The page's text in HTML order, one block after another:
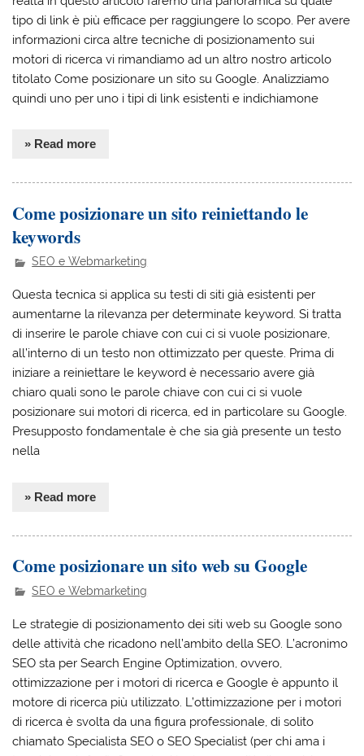
tipo di link è più efficace per raggiungere lo scopo. Per avere
informazioni circa altre tecniche di posizionamento sui
motori di ricerca vi rimandiamo ad un altro nostro articolo
titolato Come posizionare un sito su Google. Analizziamo
quindi uno per uno i tipi di link esistenti e indichiamone
» Read more
Come posizionare un sito reiniettando le
keywords
SEO e Webmarketing
Questa tecnica si applica su testi di siti già esistenti per
aumentarne la rilevanza per determinate keyword. Si tratta
di inserire le parole chiave con cui ci si vuole posizionare,
all’interno di un testo non ottimizzato per queste. Prima di
iniziare a reiniettare le keyword è necessario avere già
chiaro quali sono le parole chiave con cui ci si vuole
posizionare sui motori di ricerca, ed in particolare su Google.
Presupposto fondamentale è che sia già presente un testo
nella
» Read more
Come posizionare un sito web su Google
SEO e Webmarketing
Le strategie di posizionamento dei siti web su Google sono
delle attività che ricadono nell’ambito della SEO. L’acronimo
SEO sta per Search Engine Optimization, ovvero,
ottimizzazione per i motori di ricerca e Google è appunto il
motore di ricerca più utilizzato. L’ottimizzazione per i motori
di ricerca è svolta da una figura professionale, di solito
chiamato Specialista SEO o SEO Specialist (per chi ama i